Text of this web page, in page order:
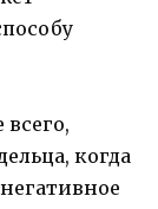
всего,
когда